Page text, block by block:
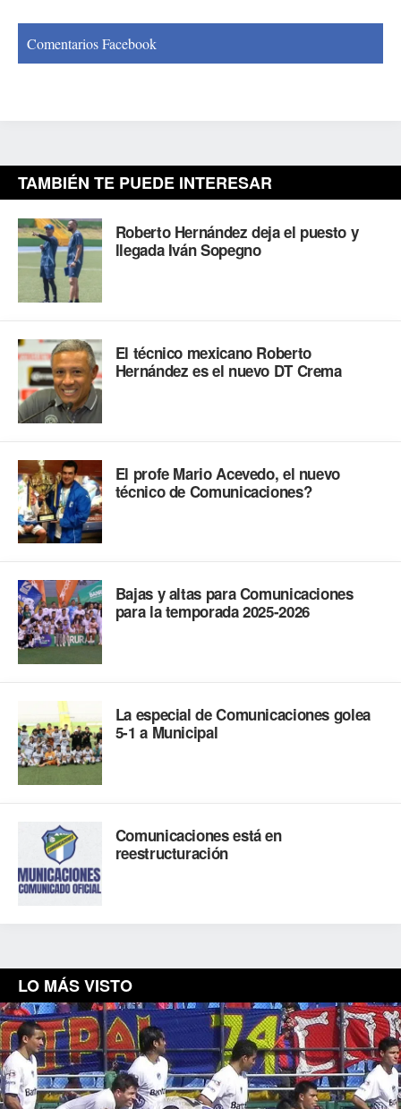
Comentarios Facebook
TAMBIÉN TE PUEDE INTERESAR
Roberto Hernández deja el puesto y
llegada Iván Sopegno
El técnico mexicano Roberto
Hernández es el nuevo DT Crema
El profe Mario Acevedo, el nuevo
técnico de Comunicaciones?
Bajas y altas para Comunicaciones
para la temporada 2025-2026
La especial de Comunicaciones golea
5-1 a Municipal
Comunicaciones está en
reestructuración
LO MÁS VISTO